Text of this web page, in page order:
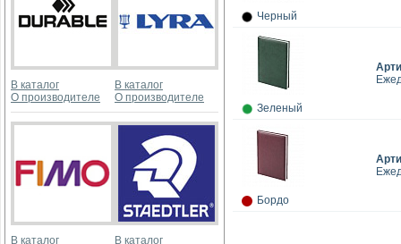
В каталог
О производителе
В каталог
О производителе
В каталог
В каталог
Черный
Зеленый
Бордо